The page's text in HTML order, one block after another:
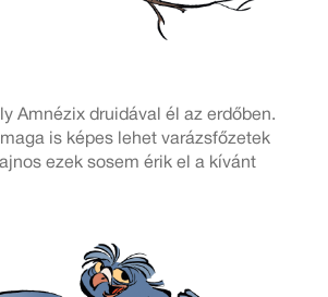
Amnézix druidával él az erdőben.
is képes lehet varázsfőzetek
ezek sosem érik el a kívánt